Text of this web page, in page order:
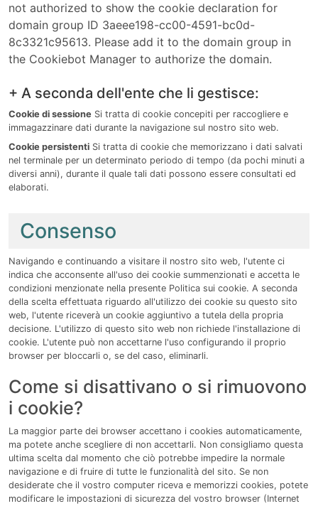
not authorized to show the cookie declaration for
domain group ID 3aeee198-cc00-4591-bc0d-
8c3321c95613. Please add it to the domain group in
the Cookiebot Manager to authorize the domain.
+ A seconda dell'ente che li gestisce:
Cookie di sessione Si tratta di cookie concepiti per raccogliere e
immagazzinare dati durante la navigazione sul nostro sito web.
Cookie persistenti Si tratta di cookie che memorizzano i dati salvati
nel terminale per un determinato periodo di tempo (da pochi minuti a
diversi anni), durante il quale tali dati possono essere consultati ed
elaborati.
Consenso
Navigando e continuando a visitare il nostro sito web, l'utente ci
indica che acconsente all'uso dei cookie summenzionati e accetta le
condizioni menzionate nella presente Politica sui cookie. A seconda
della scelta effettuata riguardo all'utilizzo dei cookie su questo sito
web, l'utente riceverà un cookie aggiuntivo a tutela della propria
decisione. L'utilizzo di questo sito web non richiede l'installazione di
cookie. L'utente può non accettarne l'uso configurando il proprio
browser per bloccarli o, se del caso, eliminarli.
Come si disattivano o si rimuovono
i cookie?
La maggior parte dei browser accettano i cookies automaticamente,
ma potete anche scegliere di non accettarli. Non consigliamo questa
ultima scelta dal momento che ciò potrebbe impedire la normale
navigazione e di fruire di tutte le funzionalità del sito. Se non
desiderate che il vostro computer riceva e memorizzi cookies, potete
modificare le impostazioni di sicurezza del vostro browser (Internet